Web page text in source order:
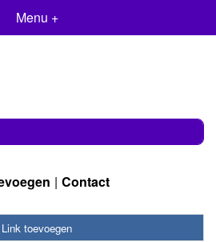
Menu +
Contact
Link toevoegen